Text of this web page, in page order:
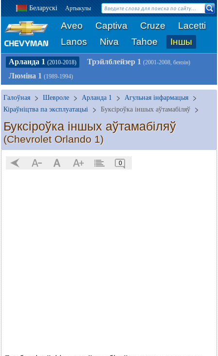
Беларускі Артыкулы
Aveo Captiva Cruze
Lacetti
Lanos
Niva Tahoe Іншы
Арланда 1 (2010-2018) Трэйлблейзер 1 (2001-2008, бензін)
Люміна 1 (1989-1994)
Галоўная Шевроле Арланда 1
Агульная інфармацыя
Кіраўніцтва па эксплуатацыі
Буксіроўка іншых аўтамабіляў
Буксіроўка іншых аўтамабіляў
(Chevrolet Orlando 1)
0